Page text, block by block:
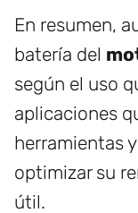
En resumen,
batería del
según el uso
aplicaciones
herramientas
optimizar su
útil.